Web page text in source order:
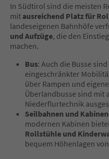
In Südtirol sind die meisten
mit ausreichend Platz für
landeseigenen Bahnhöfe
und Aufzüge, die den
machen.
Bus: Auch die Busse
eingeschränkter
über Rampen und
Überlandbusse sind mit
Niederflurtechnik
Seilbahnen und
modernen Kabinen
Rollstühle und
bequem Höhenlagen